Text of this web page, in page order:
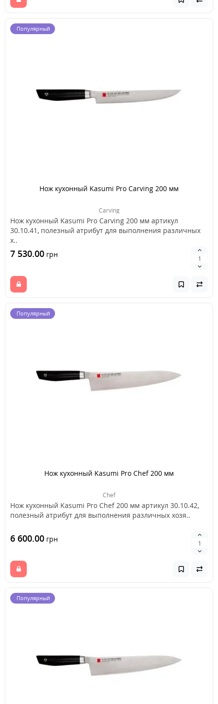
Популярный
Нож кухонный Kasumi Pro Carving 200 мм
Carving
Нож кухонный Kasumi Pro Carving 200 мм артикул
30.10.41, полезный атрибут для выполнения различных
х..
7 530.00 грн
Популярный
Нож кухонный Kasumi Pro Chef 200 мм
Chef
Нож кухонный Kasumi Pro Chef 200 мм артикул 30.10.42,
полезный атрибут для выполнения различных хозя..
6 600.00 грн
Популярный